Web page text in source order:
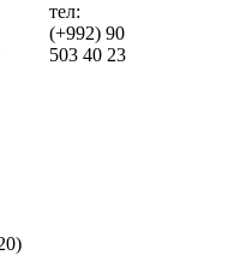
тел:
(+992) 90
503 40 23